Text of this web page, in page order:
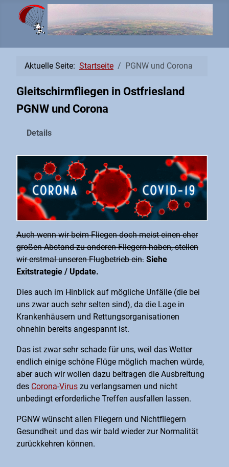
Aktuelle Seite: Startseite PGNW und Corona
Gleitschirmfliegen in Ostfriesland
PGNW und Corona
Details
Auch wenn wir beim Fliegen doch meist einen eher
großen Abstand zu anderen Fliegern haben, stellen
wir erstmal unseren Flugbetrieb ein. Siehe
Exitstrategie / Update.
Dies auch im Hinblick auf mögliche Unfälle (die bei
uns zwar auch sehr selten sind), da die Lage in
Krankenhäusern und Rettungsorganisationen
ohnehin bereits angespannt ist.
Das ist zwar sehr schade für uns, weil das Wetter
endlich einige schöne Flüge möglich machen würde,
aber auch wir wollen dazu beitragen die Ausbreitung
des Corona-Virus zu verlangsamen und nicht
unbedingt erforderliche Treffen ausfallen lassen.
PGNW wünscht allen Fliegern und Nichtfliegern
Gesundheit und das wir bald wieder zur Normalität
zurückkehren können.